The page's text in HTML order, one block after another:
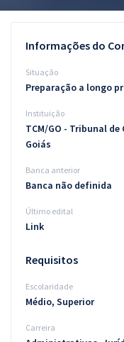
Blog
Aprovados
Informações do
Situação
Preparação a longo
Instituição
TCM/GO - Tribunal
Goiás
Banca anterior
Banca não definida
Último edital
Link
Requisitos
Escolaridade
Médio, Superior
Carreira